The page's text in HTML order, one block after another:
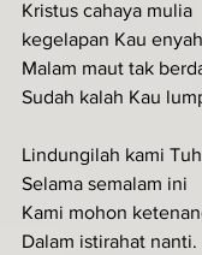
Kristus cahaya mulia
kegelapan Kau
Malam maut tak
Sudah kalah Kau
Lindungilah kami
Selama semalam ini
Kami mohon
Dalam istirahat nanti.